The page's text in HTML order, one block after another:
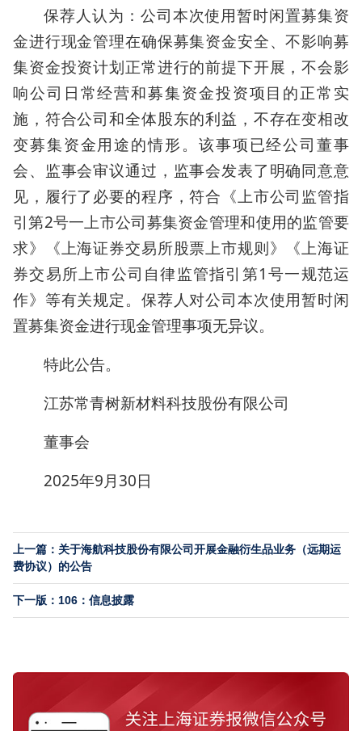
保荐人认为：公司本次使用暂时闲置募集资
金进行现金管理在确保募集资金安全、不影响募
集资金投资计划正常进行的前提下开展，不会影
响公司日常经营和募集资金投资项目的正常实
施，符合公司和全体股东的利益，不存在变相改
变募集资金用途的情形。该事项已经公司董事
会、监事会审议通过，监事会发表了明确同意意
见，履行了必要的程序，符合《上市公司监管指
引第2号一上市公司募集资金管理和使用的监管要
求》《上海证券交易所股票上市规则》《上海证
券交易所上市公司自律监管指引第1号一规范运
作》等有关规定。保荐人对公司本次使用暂时闲
置募集资金进行现金管理事项无异议。
特此公告。
江苏常青树新材料科技股份有限公司
董事会
2025年9月30日
上一篇：关于海航科技股份有限公司开展金融衍生品业务（远期运
费协议）的公告
下一版：106：信息披露